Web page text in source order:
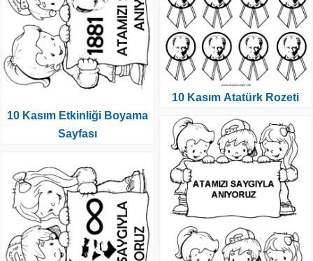
10 Kasım Etkinliği Boyama
Sayfası
10 Kasım Atatürk Rozeti